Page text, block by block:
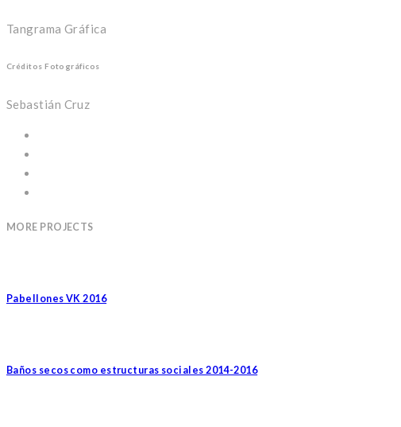
Tangrama Gráfica
Créditos Fotográficos
Sebastián Cruz
MORE PROJECTS
Pabellones VK 2016
Baños secos como estructuras sociales 2014-2016